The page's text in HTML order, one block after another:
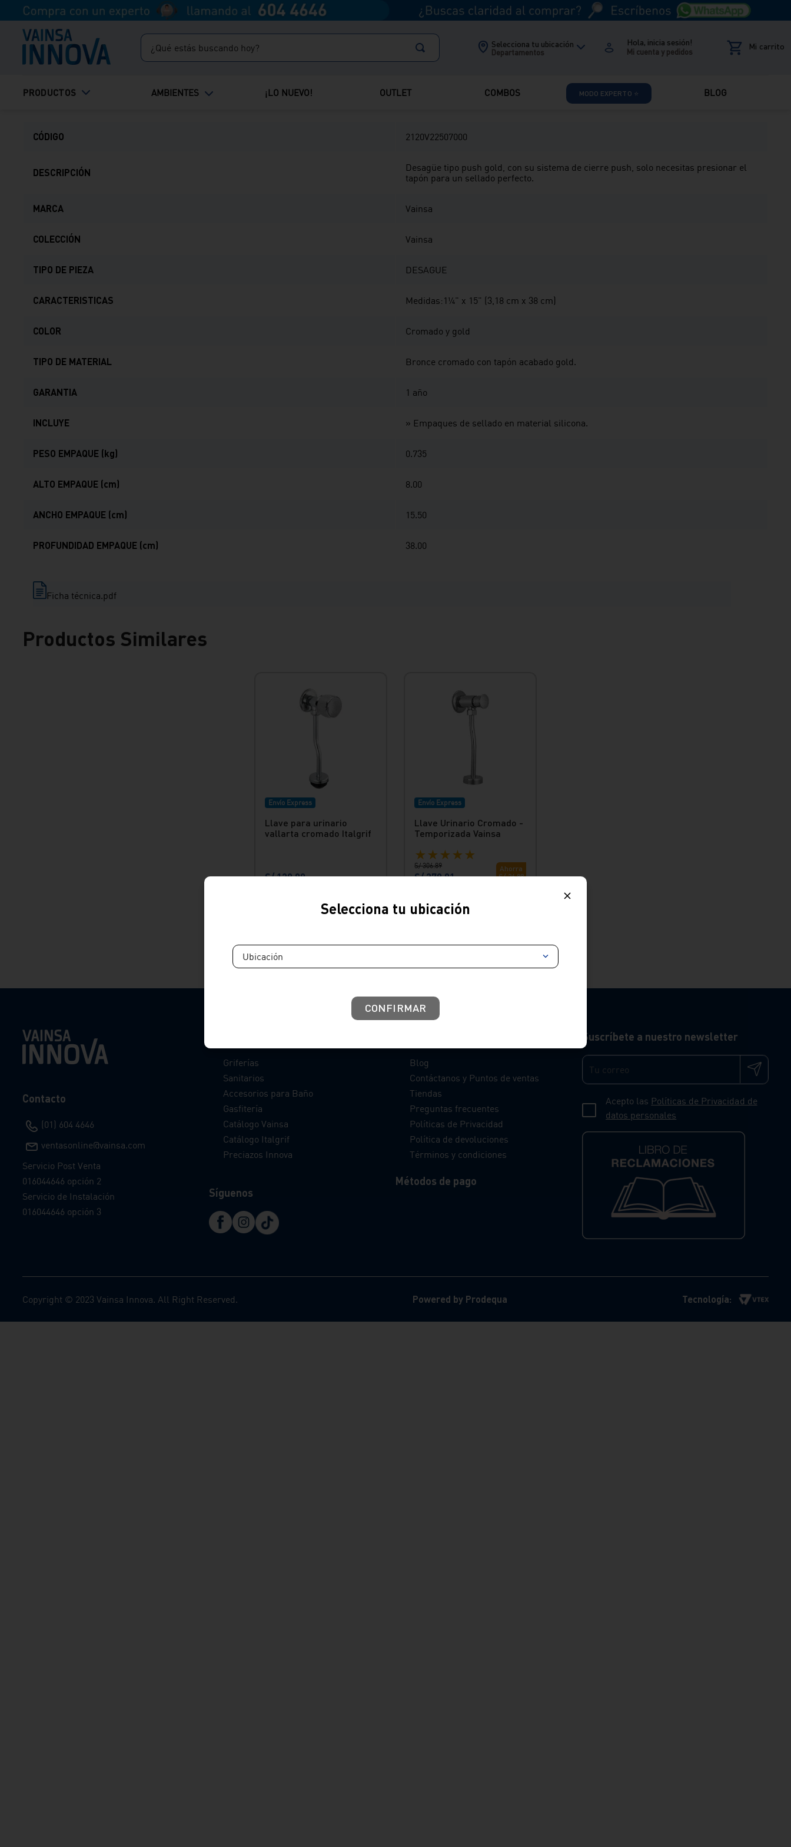
¿Qué estás buscando hoy? Selecciona tu ubicación
Departamentos
Hola, inicia sesión!
PRODUCTOS AMBIENTES ¡LO NUEVO! OUTLET COMBOS MODO EXPERTO ⭐ BLOG
recíbelo HOY.
Comparte
Reseñas
CÓDIGO 2120V22507000
DESCRIPCIÓN
Desagüe tipo push gold, con su sistema de cierre push, solo necesitas presionar el
tapón para un sellado perfecto.
MARCA Vainsa
COLECCIÓN Vainsa
TIPO DE PIEZA DESAGUE
CARACTERISTICAS Medidas:1¼" x 15" (3,18 cm x 38 cm)
COLOR Cromado y gold
TIPO DE MATERIAL Bronce cromado con tapón acabado gold.
GARANTIA 1 año
INCLUYE » Empaques de sellado en material silicona.
PESO EMPAQUE (kg) 0.735
ALTO EMPAQUE (cm) 8.00
ANCHO EMPAQUE (cm) 15.50
PROFUNDIDAD EMPAQUE (cm) 38.00
Ficha técnica.pdf
Productos Similares
Envío Express
Llave para urinario
vallarta cromado Italgrif
S/129.89
Envío Express
Llave Urinario Cromado -
Temporizada Vainsa
★ ★ ★ ★ ★
S/ 306.89
S/279.91
Ahorra
S/ 26.98
Ver producto
Contacto
(01) 604 4646
ventasonline@vainsa.com
Servicio Post Venta
016044646 opción 2
Servicio de Instalación
016044646 opción 3
Griferías
Sanitarios
Accesorios para Baño
Gasfitería
Catálogo Vainsa
Catálogo Italgrif
Preciazos Innova
Síguenos
Blog
Contáctanos y Puntos de ventas
Tiendas
Preguntas frecuentes
Políticas de Privacidad
Política de devoluciones
Términos y condiciones
Métodos de pago
Suscríbete a nuestro newsletter
Acepto las Políticas de Privacidad de
datos personales
Copyright © 2023 Vainsa Innova. All Right Reserved. Powered by Prodequa Tecnología:
Selecciona tu ubicación
Ubicación
CONFIRMAR
lavadero